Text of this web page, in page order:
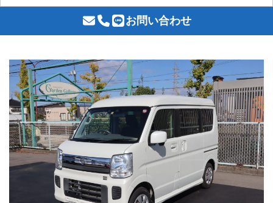
お問い合わせ